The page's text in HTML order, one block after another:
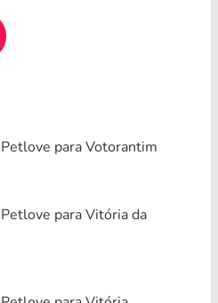
para Votorantim
para Vitória da